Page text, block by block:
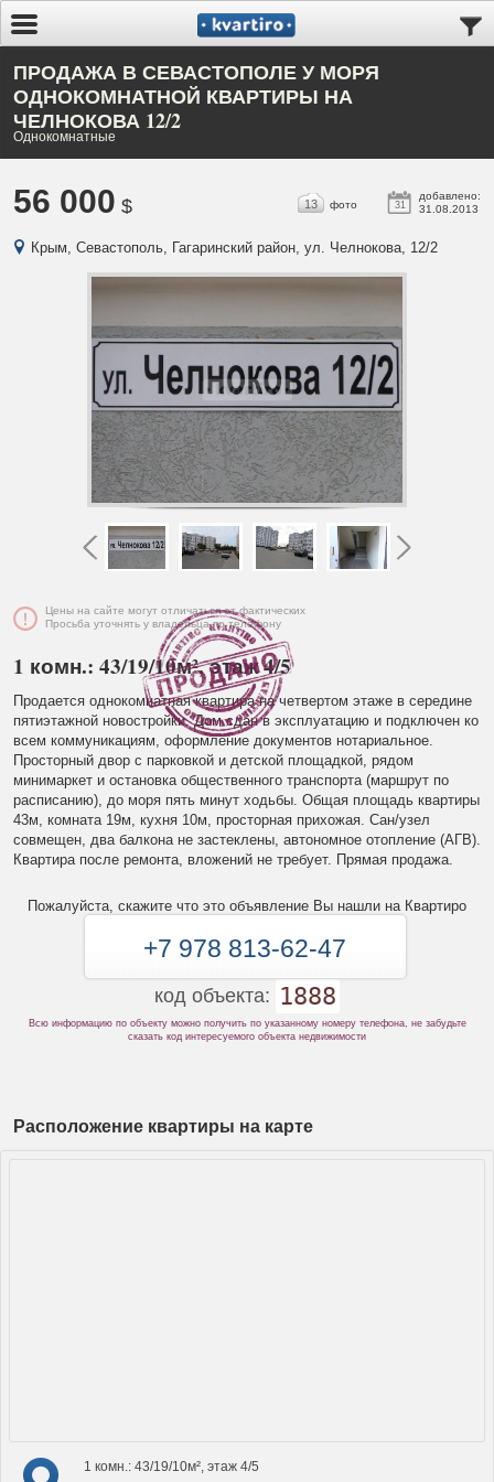
ПРОДАЖА В СЕВАСТОПОЛЕ У МОРЯ
ОДНОКОМНАТНОЙ КВАРТИРЫ НА
ЧЕЛНОКОВА 12/2
Однокомнатные
56 000 $ 31
добавлено:
31.08.2013
13 фото
Крым, Севастополь, Гагаринский район, ул. Челнокова, 12/2
Цены на сайте могут отличаться от фактических
Просьба уточнять у владельца по телефону
1 комн.: 43/19/10м², этаж 4/5
Продается однокомнатная квартира на четвертом этаже в середине
пятиэтажной новостройки. Дом сдан в эксплуатацию и подключен ко
всем коммуникациям, оформление документов нотариальное.
Просторный двор с парковкой и детской площадкой, рядом
минимаркет и остановка общественного транспорта (маршрут по
расписанию), до моря пять минут ходьбы. Общая площадь квартиры
43м, комната 19м, кухня 10м, просторная прихожая. Сан/узел
совмещен, два балкона не застеклены, автономное отопление (АГВ).
Квартира после ремонта, вложений не требует. Прямая продажа.
Пожалуйста, скажите что это объявление Вы нашли на Квартиро
+7 978 813-62-47
код объекта: 1888
Всю информацию по объекту можно получить по указанному номеру телефона, не забудьте
сказать код интересуемого объекта недвижимости
Расположение квартиры на карте
1 комн.: 43/19/10м², этаж 4/5